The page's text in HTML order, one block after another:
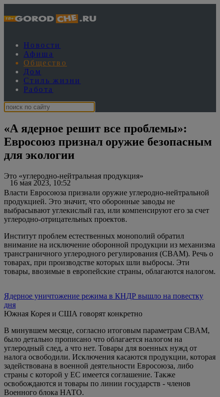
Новости
Афиша
Общество
Дом
Стиль жизни
Работа
«А ядерное решит все проблемы»:
Евросоюз признал оружие безопасным
для экологии
16 мая 2023, 10:52
Это «углеродно-нейтральная продукция»
Власти Евросоюза признали оружие углеродно-нейтральной
продукцией. Это значит, что оборонные заводы не
выбрасывают углекислый газ, или компенсируют его за счет
углеродно-отрицательных проектов.
Институт проблем естественных монополий обратил
внимание на исключение оборонной продукции из механизма
трансграничного углеродного регулирования (CBAM). Речь о
товарах, при производстве которых шли выбросы. Эти
товары, ввозимые в европейские страны, облагаются налогом.
Ядерное уничтожение режима в КНДР вышло на повестку
дня
Южная Корея и США говорят конкретно
В минувшем месяце, согласно итоговым параметрам CBAM,
было детально прописано что облагается налогом на
углеродный след, а что нет. Товары для военных нужд от
налога освободили. Исключения касаются продукции, которая
задействована в военной деятельности Евросоюза, либо
страны с которой у ЕС имеется соглашение. Также
освобождаются и товары по линии государств - членов
Военного блока НАТО.